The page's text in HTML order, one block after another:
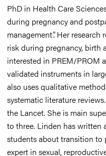
PhD in Health Care
during pregnancy and
management”. Her
risk during pregnancy,
interested in PREM/PROM
validated instruments in
also uses qualitative
systematic literature
the Lancet. She is main
to three. Linden has written
students about transition to
expert in sexual,